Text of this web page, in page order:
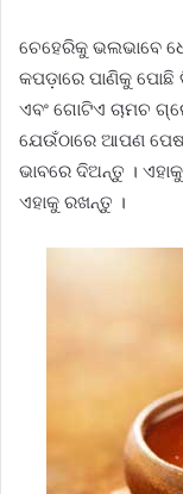
ଚେହେରିକୁ ଭଲଭାବେ
କପଡ଼ାରେ ପାଣିକୁ
ଏବଂ ଗୋଟିଏ ଚାମଚ
ଯେଉଁଠାରେ ଆପଣ
ଭାବରେ ଦିଅନ୍ତୁ ।
ଏହାକୁ ରଖନ୍ତୁ ।